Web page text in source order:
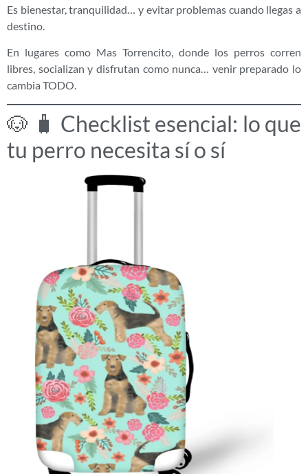
Es bienestar, tranquilidad… y evitar problemas cuando llegas a
destino.
En lugares como Mas Torrencito, donde los perros corren
libres, socializan y disfrutan como nunca… venir preparado lo
cambia TODO.
🐶 🧳 Checklist esencial: lo que
tu perro necesita sí o sí